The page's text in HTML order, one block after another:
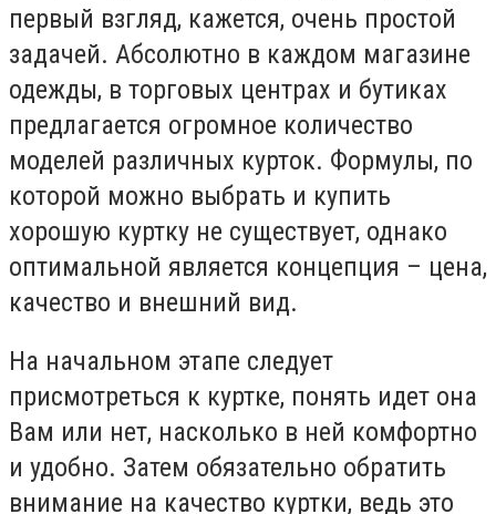
первый взгляд, кажется, очень простой
задачей. Абсолютно в каждом магазине
одежды, в торговых центрах и бутиках
предлагается огромное количество
моделей различных курток. Формулы, по
которой можно выбрать и купить
хорошую куртку не существует, однако
оптимальной является концепция – цена,
качество и внешний вид.
На начальном этапе следует
присмотреться к куртке, понять идет она
Вам или нет, насколько в ней комфортно
и удобно. Затем обязательно обратить
внимание на качество куртки, ведь это